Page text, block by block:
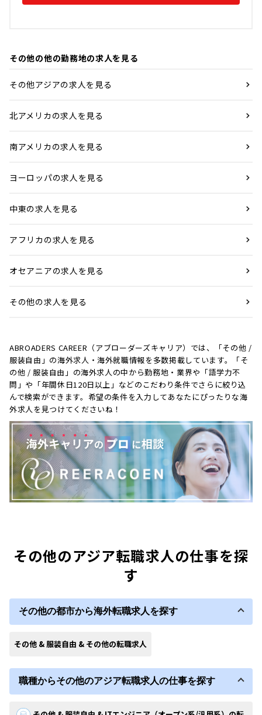
その他の他の勤務地の求人を見る
その他アジアの求人を見る
北アメリカの求人を見る
南アメリカの求人を見る
ヨーロッパの求人を見る
中東の求人を見る
アフリカの求人を見る
オセアニアの求人を見る
その他の求人を見る
ABROADERS CAREER（アブローダーズキャリア）では、「その他 /
服装自由」の海外求人・海外就職情報を多数掲載しています。「そ
の他 / 服装自由」の海外求人の中から勤務地・業界や「語学力不
問」や「年間休日120日以上」などのこだわり条件でさらに絞り込
んで検索ができます。希望の条件を入力してあなたにぴったりな海
外求人を見つけてくださいね！
その他のアジア転職求人の仕事を探
す
その他の都市から海外転職求人を探す
その他 & 服装自由 & その他の転職求人
職種からその他のアジア転職求人の仕事を探す